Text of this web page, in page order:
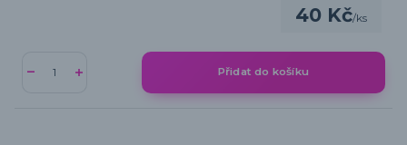
40 Kč/ks
Přidat do košíku